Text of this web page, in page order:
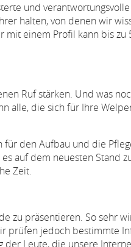
und
halten, von denen wir
einem Profil kann bis zu
Ruf stärken. Und was
alle, die sich für Ihre
den Aufbau und die
auf dem neuesten Stand
Zeit.
zu präsentieren. So sehr
prüfen jedoch bestimmte
Leute, die unsere